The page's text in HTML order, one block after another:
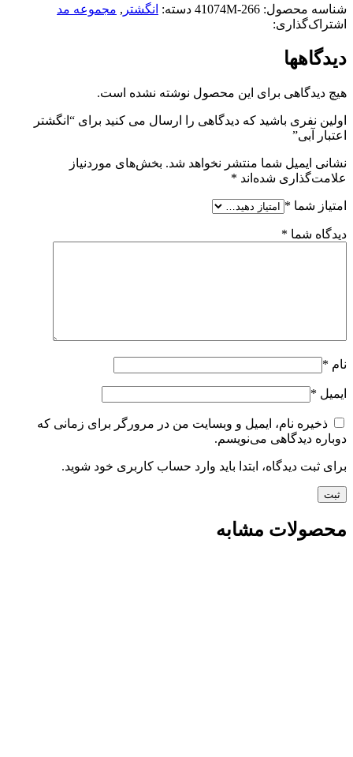
شناسه محصول: 41074M-266 دسته: انگشتر , مجموعه مد
اشتراک‌گذاری:
دیدگاهها
هیچ دیدگاهی برای این محصول نوشته نشده است.
اولین نفری باشید که دیدگاهی را ارسال می کنید برای “انگشتر
اعتبار آبی”
نشانی ایمیل شما منتشر نخواهد شد. بخش‌های موردنیاز
علامت‌گذاری شده‌اند *
امتیاز شما *
دیدگاه شما *
نام *
ایمیل *
ذخیره نام، ایمیل و وبسایت من در مرورگر برای زمانی که
دوباره دیدگاهی می‌نویسم.
برای ثبت دیدگاه، ابتدا باید وارد حساب کاربری خود شوید.
محصولات مشابه